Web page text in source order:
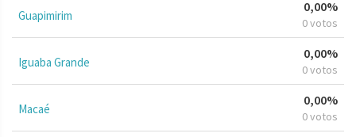
Guapimirim
0,00%
0 votos
Iguaba Grande
0,00%
0 votos
Macaé
0,00%
0 votos